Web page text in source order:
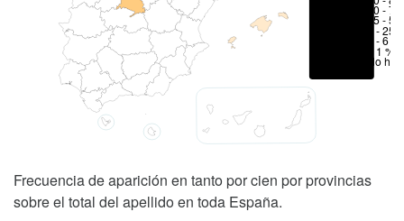
50 -
25 -
6 - 25
1 - 6 %
< 1 %
No hay
Frecuencia de aparición en tanto por cien por provincias
sobre el total del apellido en toda España.